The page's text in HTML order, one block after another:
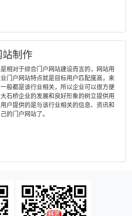
站制作
相对于综合门户网站建设而言的，网站用
门户网站特点就是目标用户匹配度高，来
般都是该行业相关，所以企业可以很方便
石桥企业的发展和良好形象的树立提供用
户提供的是与该行业相关的信息、资讯和
的门户网站了。